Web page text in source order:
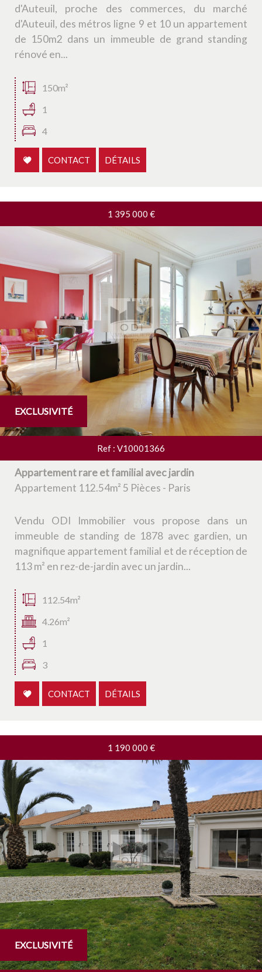
d'Auteuil, proche des commerces, du marché
d'Auteuil, des métros ligne 9 et 10 un appartement
de 150m2 dans un immeuble de grand standing
rénové en...
150m²
1
4
CONTACT DÉTAILS
EXCLUSIVITÉ
1 395 000 €
Ref : V10001366
Appartement rare et familial avec jardin
Appartement 112.54m² 5 Pièces - Paris
Vendu ODI Immobilier vous propose dans un
immeuble de standing de 1878 avec gardien, un
magnifique appartement familial et de réception de
113 m² en rez-de-jardin avec un jardin...
112.54m²
4.26m²
1
3
CONTACT DÉTAILS
EXCLUSIVITÉ
1 190 000 €